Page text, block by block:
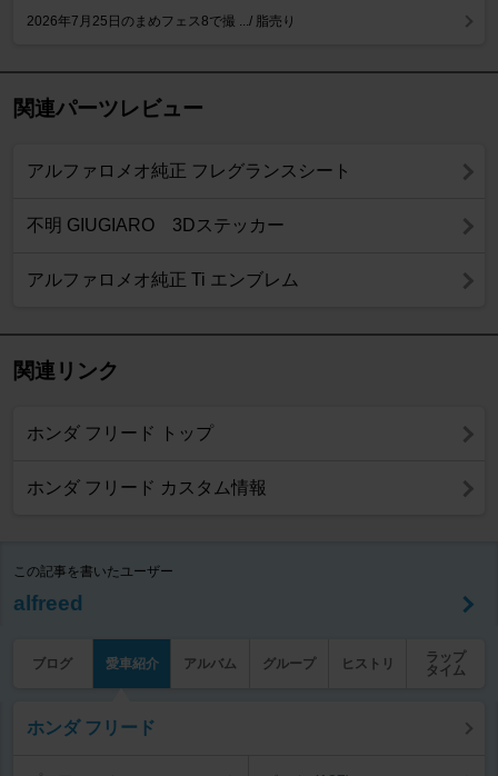
2026年7月25日のまめフェス8で撮 .../ 脂売り
関連パーツレビュー
アルファロメオ純正 フレグランスシート
不明 GIUGIARO 3Dステッカー
アルファロメオ純正 Ti エンブレム
関連リンク
ホンダ フリード トップ
ホンダ フリード カスタム情報
この記事を書いたユーザー
alfreed
ブログ 愛車紹介 アルバム グループ ヒストリ
ラップ
タイム
ホンダ フリード